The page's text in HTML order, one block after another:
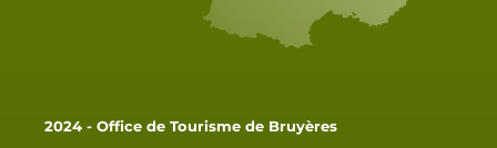
2024 - Office de Tourisme de Bruyères